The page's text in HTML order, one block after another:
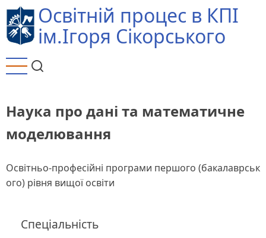
Перейти
до
основного
Освітній процес в КПІ
ім.Ігоря Сікорського
Наука про дані та математичне
моделювання
Освітньо-професійні програми першого (бакалаврськ
ого) рівня вищої освіти
Спеціальність